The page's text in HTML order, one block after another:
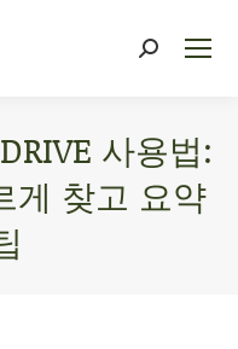
사용법:
게 찾고 요약